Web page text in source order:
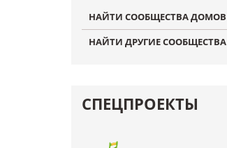
НАЙТИ СООБЩЕСТВА ДОМОВ
НАЙТИ ДРУГИЕ СООБЩЕСТВА
СПЕЦПРОЕКТЫ